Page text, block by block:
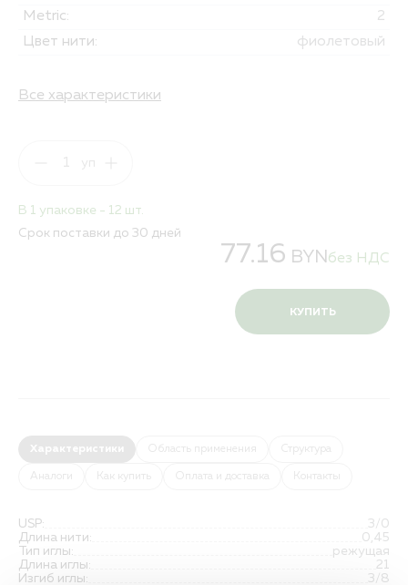
Metric:
2
Цвет нити:
фиолетовый
Все характеристики
В 1 упаковке - 12 шт.
Срок поставки до 30 дней
77.16 BYN без НДС
КУПИТЬ
Характеристики Область применения Структура
Аналоги Как купить Оплата и доставка Контакты
USP:
3/0
Длина нити:
0,45
Тип иглы:
режущая
Длина иглы:
21
Изгиб иглы:
3/8